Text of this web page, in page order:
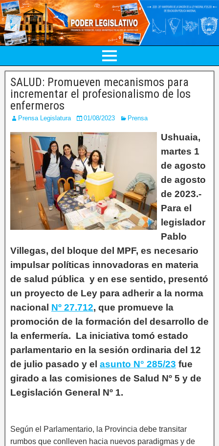
SALUD: Promueven mecanismos para
incrementar el profesionalismo de los
enfermeros
Prensa Legislatura 01/08/2023 Prensa
Ushuaia,
martes 1
de agosto
de agosto
de 2023.-
Para el
legislador
Pablo
Villegas, del bloque del MPF, es necesario
impulsar políticas innovadoras en materia
de salud pública y en ese sentido, presentó
un proyecto de Ley para adherir a la norma
nacional Nº 27.712, que promueve la
promoción de la formación del desarrollo de
la enfermería. La iniciativa tomó estado
parlamentario en la sesión ordinaria del 12
de julio pasado y el asunto N° 285/23 fue
girado a las comisiones de Salud Nº 5 y de
Legislación General Nº 1.
Según el Parlamentario, la Provincia debe transitar
rumbos que conlleven hacia nuevos paradigmas y de